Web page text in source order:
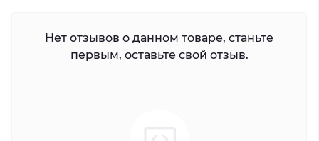
Нет отзывов о данном товаре, станьте
первым, оставьте свой отзыв.